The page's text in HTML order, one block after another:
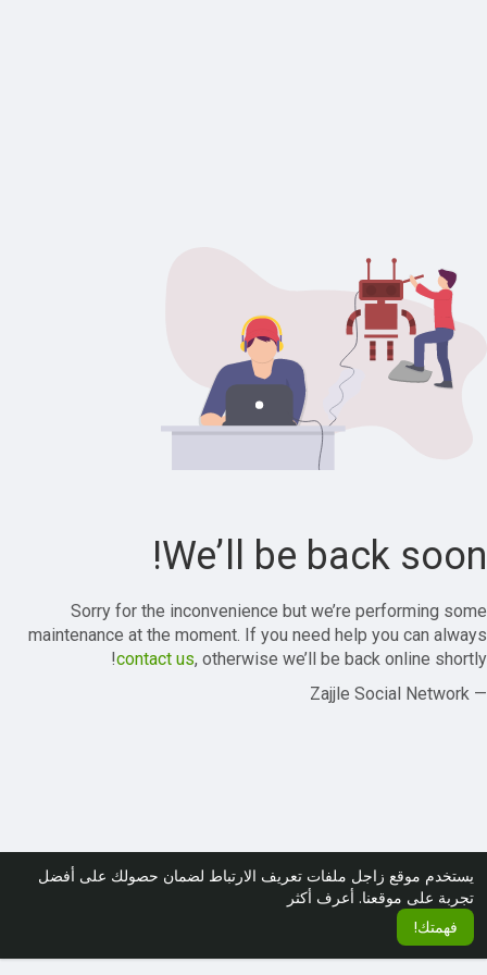
يستخدم موقع زاجل ملفات تعريف الارتباط لضمان حصولك على أفضل
تجربة على موقعنا. أعرف أكثر
فهمتك!
We’ll be back soon!
Sorry for the inconvenience but we’re performing some
maintenance at the moment. If you need help you can always
contact us, otherwise we’ll be back online shortly!
— Zajjle Social Network